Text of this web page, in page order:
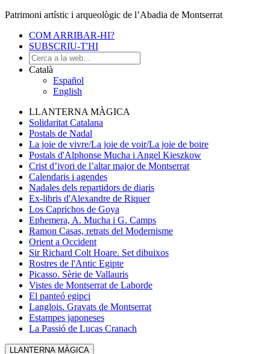
Patrimoni artístic i arqueològic de l’Abadia de Montserrat
COM ARRIBAR-HI?
SUBSCRIU-T'HI
Català
Español
English
LLANTERNA MÀGICA
Solidaritat Catalana
Postals de Nadal
La joie de vivre/La joie de voir/La joie de boire
Postals d'Alphonse Mucha i Angel Kieszkow
Crist d’ivori de l’altar major de Montserrat
Calendaris i agendes
Nadales dels repartidors de diaris
Ex-libris d'Alexandre de Riquer
Los Caprichos de Goya
Ephemera, A. Mucha i G. Camps
Ramon Casas, retrats del Modernisme
Orient a Occident
Sir Richard Colt Hoare. Set dibuixos
Rostres de l'Antic Egipte
Picasso. Sèrie de Vallauris
Vistes de Montserrat de Laborde
El panteó egipci
Langlois. Gravats de Montserrat
Estampes japoneses
La Passió de Lucas Cranach
LLANTERNA MÀGICA